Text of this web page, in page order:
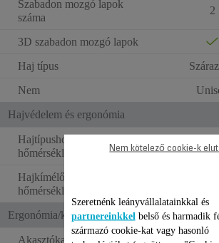
Szabadon mozgó lapok
száma
2
3D szabadon mozgó lapok
Haj típus
Nem
Hajvédelem és ergonómia
Hajtípushoz alkalmazkodó
hőmérséklet-beállítás
Hajkímélő 170 °C-os
hőmérséklet-beállítás
Ergonómia/kényelmi funkciók
Akasztókampó
Szeretnénk leányvállalatainkkal és
partnereinkkel belső és harmadik
származó cookie-kat vagy hasonló
Nem kötelező cookie-k